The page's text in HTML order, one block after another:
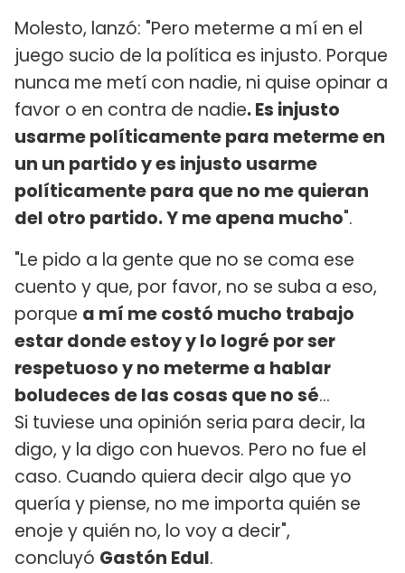
Molesto, lanzó: "Pero meterme a mí en el
juego sucio de la política es injusto. Porque
nunca me metí con nadie, ni quise opinar a
favor o en contra de nadie. Es injusto
usarme políticamente para meterme en
un un partido y es injusto usarme
políticamente para que no me quieran
del otro partido. Y me apena mucho".
"Le pido a la gente que no se coma ese
cuento y que, por favor, no se suba a eso,
porque a mí me costó mucho trabajo
estar donde estoy y lo logré por ser
respetuoso y no meterme a hablar
boludeces de las cosas que no sé...
Si tuviese una opinión seria para decir, la
digo, y la digo con huevos. Pero no fue el
caso. Cuando quiera decir algo que yo
quería y piense, no me importa quién se
enoje y quién no, lo voy a decir",
concluyó Gastón Edul.